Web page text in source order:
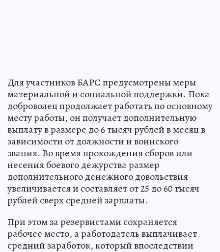
Для участников БАРС предусмотрены меры
материальной и социальной поддержки. Пока
доброволец продолжает работать по основному
месту работы, он получает дополнительную
выплату в размере до 6 тысяч рублей в месяц в
зависимости от должности и воинского
звания. Во время прохождения сборов или
несения боевого дежурства размер
дополнительного денежного довольствия
увеличивается и составляет от 25 до 60 тысяч
рублей сверх средней зарплаты.
При этом за резервистами сохраняется
рабочее место, а работодатель выплачивает
средний заработок, который впоследствии